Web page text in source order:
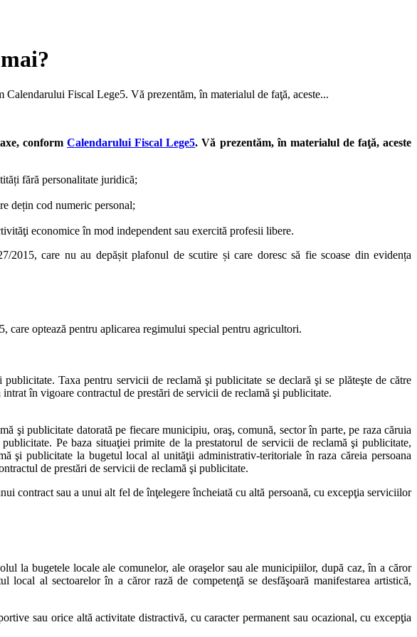
Fiscal Lege5. Vă prezentăm, în materialul de faţă, aceste...
conformCalendarului Fiscal Lege5. Vă prezentăm, în materialul de faţă, aceste
fără personalitate juridică;
dețin cod numeric personal;
economice în mod independent sau exercită profesii libere.
care nu au depășit plafonul de scutire și care doresc să fie scoase din evidența
optează pentru aplicarea regimului special pentru agricultori.
Taxa pentru servicii de reclamă şi publicitate se declară şi se plăteşte de către
în vigoare contractul de prestări de servicii de reclamă şi publicitate.
şi publicitate datorată pe fiecare municipiu, oraş, comună, sector în parte, pe raza căruia
Pe baza situaţiei primite de la prestatorul de servicii de reclamă şi publicitate,
şi publicitate la bugetul local al unităţii administrativ-teritoriale în raza căreia persoana
de prestări de servicii de reclamă şi publicitate.
contract sau a unui alt fel de înţelegere încheiată cu altă persoană, cu excepţia serviciilor
la bugetele locale ale comunelor, ale oraşelor sau ale municipiilor, după caz, în a căror
al sectoarelor în a căror rază de competenţă se desfăşoară manifestarea artistică,
sau orice altă activitate distractivă, cu caracter permanent sau ocazional, cu excepţia